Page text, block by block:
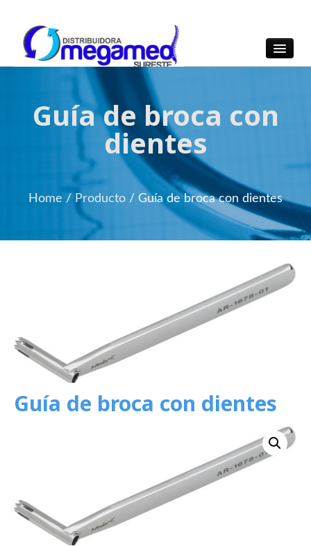
OmegaMed Sureste
OmegaMed Sureste
Guía de broca con
dientes
Home / Producto / Guía de broca con dientes
Guía de broca con dientes